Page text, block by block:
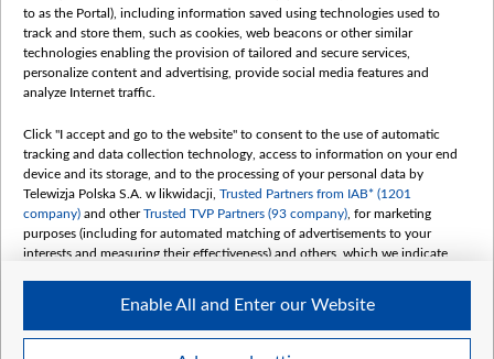
Категорії
Новини
Докладно
Погляд
Цікаво
Slawa.tv
Про нас
Контакти
Правила використання матеріалів
Обробка даних
to as the Portal), including information saved using technologies used to
track and store them, such as cookies, web beacons or other similar
technologies enabling the provision of tailored and secure services,
personalize content and advertising, provide social media features and
analyze Internet traffic.
Click "I accept and go to the website" to consent to the use of automatic
tracking and data collection technology, access to information on your end
device and its storage, and to the processing of your personal data by
Telewizja Polska S.A. w likwidacji, Trusted Partners from IAB* (1201
company) and otherTrusted TVP Partners (93 company) , for marketing
purposes (including for automated matching of advertisements to your
interests and measuring their effectiveness) and others, which we indicate
The purposes of processing your data by TVP S.A. w likwidacji are as
follows:
Enable All and Enter our Website